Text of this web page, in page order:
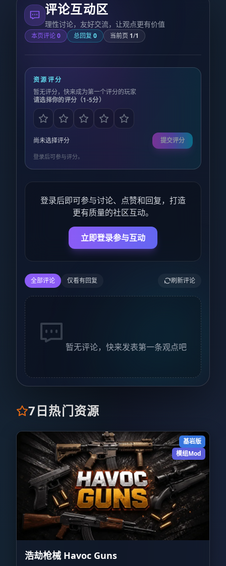
评论互动区
理性讨论，友好交流，让观点更有价值
本页评论0 总回复0 当前页 1/1
资源评分
暂无评分，快来成为第一个评分的玩家
请选择你的评分（1-5分）
尚未选择评分 提交评分
登录后可参与评分。
登录后即可参与讨论、点赞和回复，打造
更有质量的社区互动。
立即登录参与互动
全部评论 仅看有回复 刷新评论
暂无评论，快来发表第一条观点吧
7日热门资源
基岩版
模组Mod
浩劫枪械 Havoc Guns